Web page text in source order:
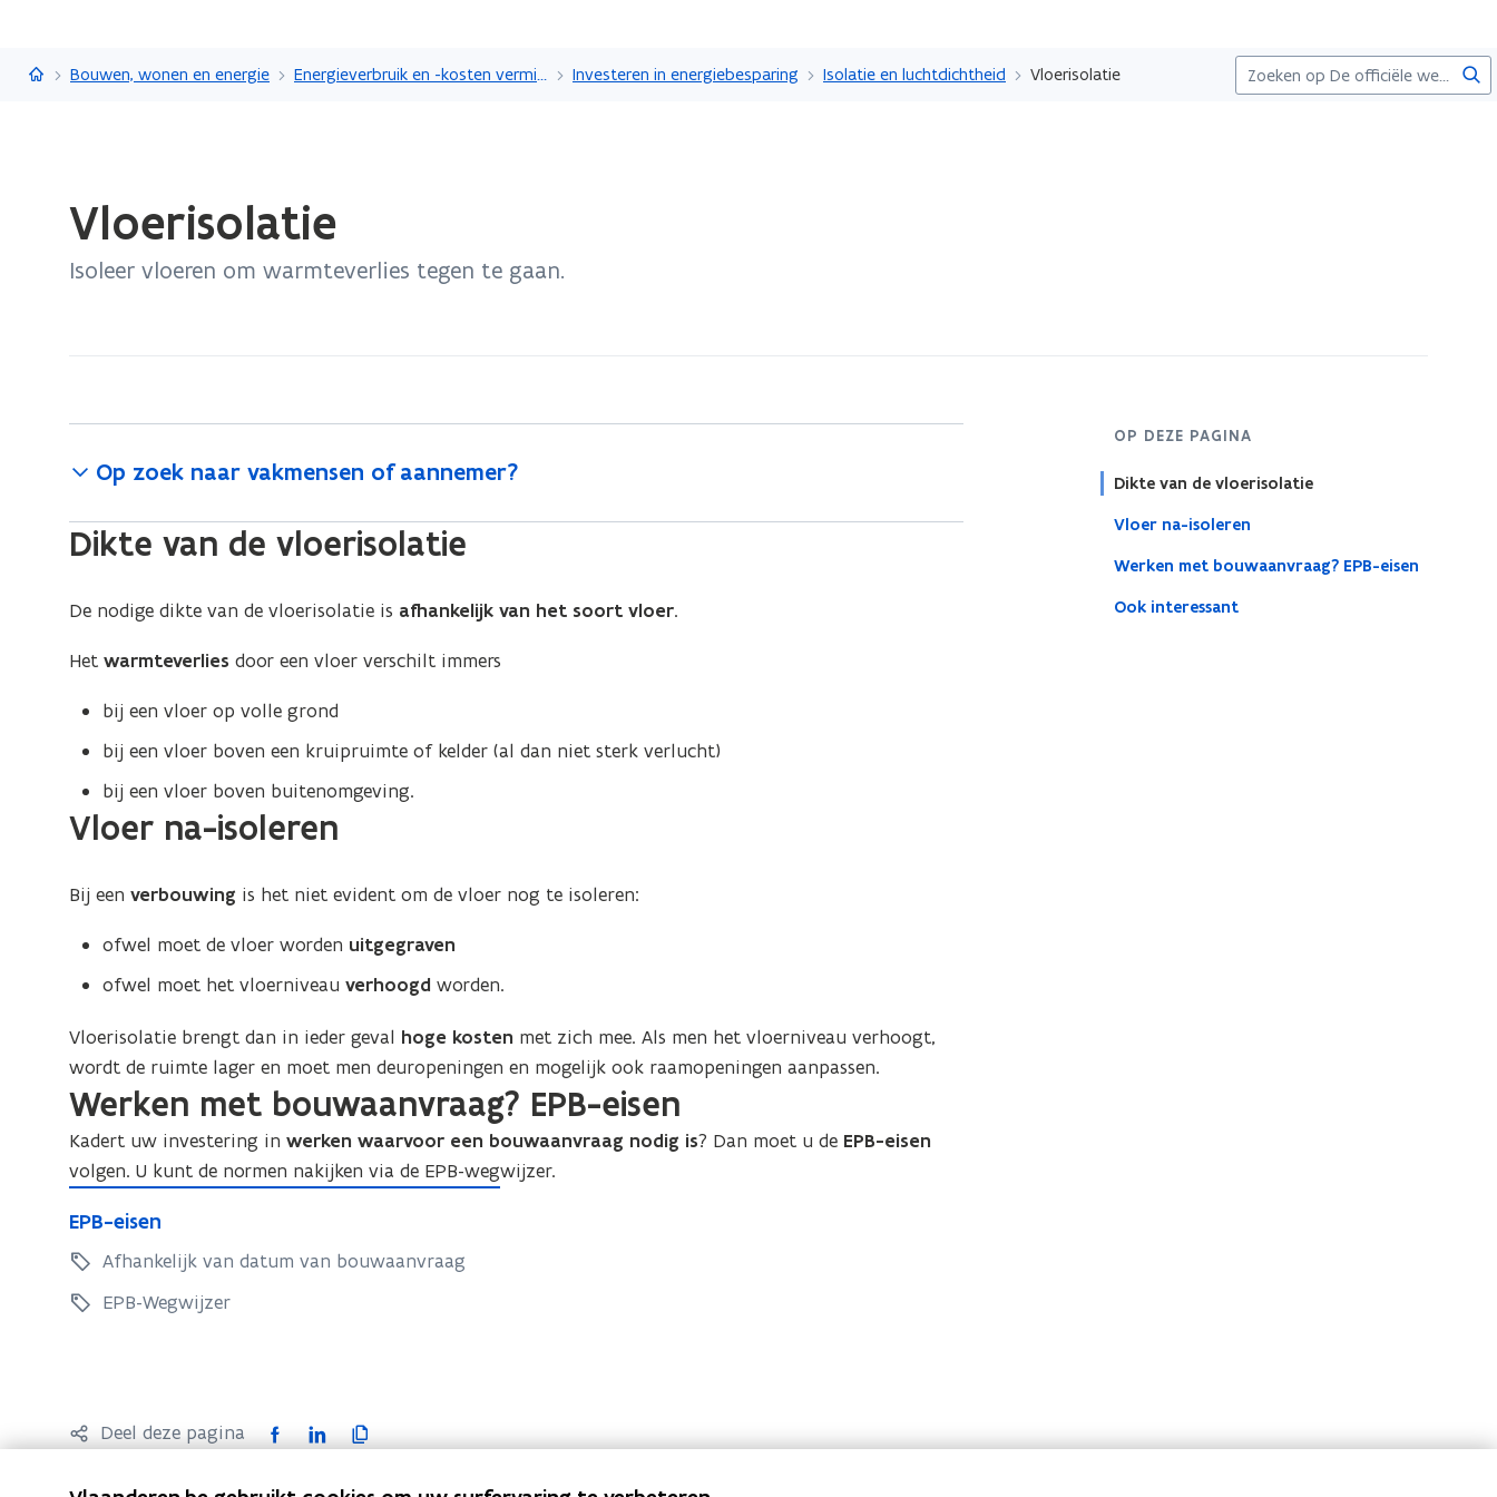
en
Vlaanderen.be
Bouwen, wonen en energie Energieverbruik en -kosten verminderen Investeren in energiebesparing Isolatie en luchtdichtheid Vloerisolatie
laden.Vloerisolatie
Isoleer vloeren om warmteverlies tegen te gaan.
OP DEZE PAGINA
Dikte van de vloerisolatie
Vloer na-isoleren
Werken met bouwaanvraag? EPB-eisen
Ook interessant
Op zoek naar vakmensen of aannemer?
Dikte van de vloerisolatie
De nodige dikte van de vloerisolatie is afhankelijk van het soort vloer.
Hetwarmteverliesdoor een vloer verschilt immers
bij een vloer op volle grond
bij een vloer boven een kruipruimte of kelder (al dan niet sterk verlucht)
bij een vloer boven buitenomgeving.
Vloer na-isoleren
Bij een verbouwing is het niet evident om de vloer nog te isoleren:
ofwel moet de vloer worden uitgegraven
ofwel moet het vloerniveauverhoogdworden.
Vloerisolatie brengt dan in ieder geval hoge kosten met zich mee. Als men het vloerniveau verhoogt,
wordt de ruimte lager en moet men deuropeningen en mogelijk ook raamopeningen aanpassen.
Werken met bouwaanvraag? EPB-eisen
Kadert uw investering inwerken waarvoor een bouwaanvraag nodig is? Dan moet u de EPB-eisen
volgen. U kunt de normen nakijken via de EPB-wegwijzer.
P
B
-
n
EPB-eisen
E
P
B
-
n
Afhankelijk van datum van bouwaanvraag
EPB-Wegwijzer
Deel deze pagina
F
c
L
n
K
p